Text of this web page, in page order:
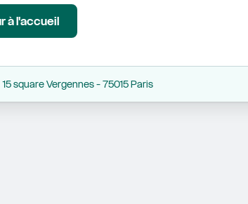
à l'accueil
square Vergennes - 75015 Paris